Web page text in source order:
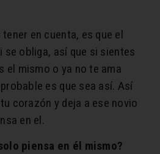
en cuenta, es que el
se obliga, así que si sientes
el mismo o ya no te ama
es que sea así. Así
corazón y deja a ese novio
en el.
piensa en él mismo?